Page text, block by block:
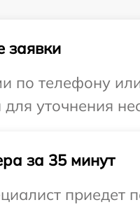
заявки
по телефону
уточнения
за 35 минут
приедет